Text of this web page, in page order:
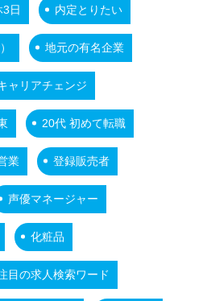
3日 内定とりたい
地元の有名企業
ャリアチェンジ
20代 初めて転職
業 登録販売者
声優マネージャー
化粧品
目の求人検索ワード